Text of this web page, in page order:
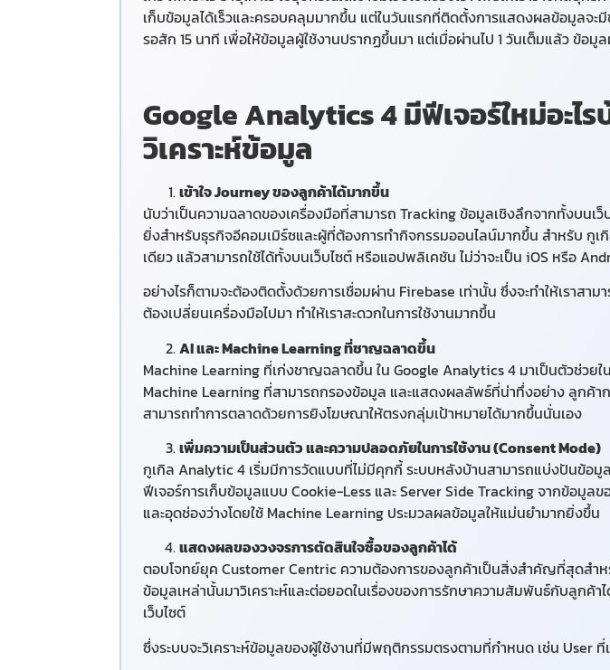
เก็บข้อมูลได้เร็วและครอบคลุมมากขึ้น แต่ในวันแรกที่ติดตั้งการแสดงผลข้อมูลจ
รอสัก 15 นาที เพื่อให้ข้อมูลผู้ใช้งานปรากฏขึ้นมา แต่เมื่อผ่านไป 1 วันเต็มแล้ว ข้อมู
Google Analytics 4 มีฟีเจอร์ใหม่อะไ
วิเคราะห์ข้อมูล
เข้าใจ Journey ของลูกค้าได้มากขึ้น
นับว่าเป็นความฉลาดของเครื่องมือที่สามารถ Tracking ข้อมูลเชิงลึกจากทั้งบนเ
ยิ่งสำหรับธุรกิจอีคอมเมิร์ซและผู้ที่ต้องการทำกิจกรรมออนไลน์มากขึ้น สำหรับ กู
เดียว แล้วสามารถใช้ได้ทั้งบนเว็บไซต์ หรือแอปพลิเคชัน ไม่ว่าจะเป็น iOS หรือ
อย่างไรก็ตามจะต้องติดตั้งด้วยการเชื่อมผ่าน Firebase เท่านั้น ซึ่งจะทำให้เราสา
ต้องเปลี่ยนเครื่องมือไปมา ทำให้เราสะดวกในการใช้งานมากขึ้น
AI และ Machine Learning ที่ชาญฉลาดขึ้น
Machine Learning ที่เก่งชาญฉลาดขึ้น ใน Google Analytics 4 มาเป็นตัวช่วย
Machine Learning ที่สามารถกรองข้อมูล และแสดงผลลัพธ์ที่น่าทึ่งอย่าง ลูกค้า
สามารถทำการตลาดด้วยการยิงโฆษณาให้ตรงกลุ่มเป้าหมายได้มากขึ้นนั่นเอง
เพิ่มความเป็นส่วนตัว และความปลอดภัยในการใช้งาน (Consent Mode)
กูเกิล Analytic 4 เริ่มมีการวัดแบบที่ไม่มีคุกกี้ ระบบหลังบ้านสามารถแบ่งปันข้อ
ฟีเจอร์การเก็บข้อมูลแบบ Cookie-Less และ Server Side Tracking จากข้อมู
และอุดช่องว่างโดยใช้ Machine Learning ประมวลผลข้อมูลให้แม่นยำมากยิ่งขึ้น
แสดงผลของวงจรการตัดสินใจซื้อของลูกค้าได้
ตอบโจทย์ยุค Customer Centric ความต้องการของลูกค้าเป็นสิ่งสำคัญที่สุดสำ
ข้อมูลเหล่านั้นมาวิเคราะห์และต่อยอดในเรื่องของการรักษาความสัมพันธ์กับลูก
เว็บไซต์
ซึ่งระบบจะวิเคราะห์ข้อมูลของผู้ใช้งานที่มีพฤติกรรมตรงตามที่กำหนด เช่น User